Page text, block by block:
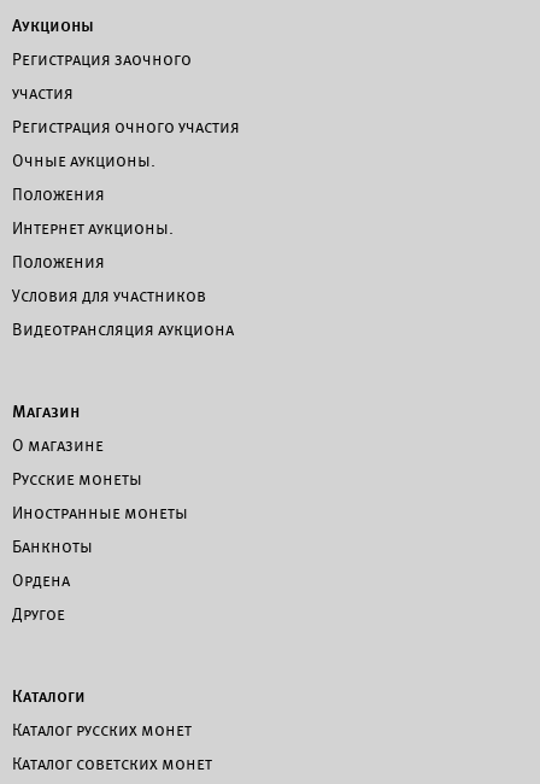
Аукционы
Регистрация заочного
участия
Регистрация очного участия
Очные аукционы.
Положения
Интернет аукционы.
Положения
Условия для участников
Видеотрансляция аукциона
Магазин
О магазине
Русские монеты
Иностранные монеты
Банкноты
Ордена
Другое
Каталоги
Каталог русских монет
Каталог советских монет